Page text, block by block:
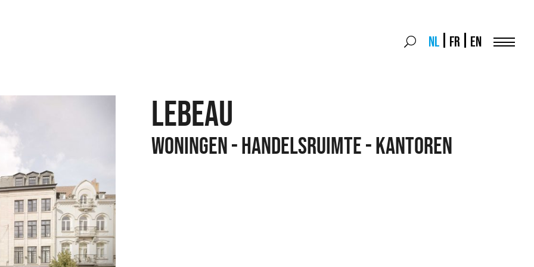
Search
Search
NL FR EN
LEBEAU
Woningen - Handelsruimte - Kantoren